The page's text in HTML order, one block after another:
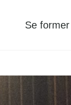
Se former